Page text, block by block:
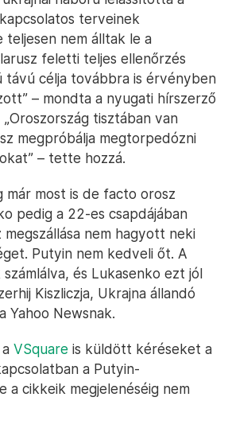
terveinek
teljesen nem álltak le a
feletti teljes ellenőrzés
távú célja továbbra is érvényben
– mondta a nyugati hírszerző
tisztában van
megpróbálja megtorpedózni
– tette hozzá.
már most is de facto orosz
pedig a 22-es csapdájában
megszállása nem hagyott neki
Putyin nem kedveli őt. A
számlálva, és Lukasenko ezt jól
Kiszliczja, Ukrajna állandó
Yahoo Newsnak.
VSquare is küldött kéréseket a
a Putyin-
a cikkeik megjelenéséig nem